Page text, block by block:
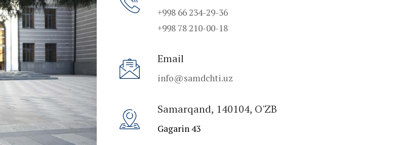
+998 66 234-29-36
+998 78 210-00-18
Email
info@samdchti.uz
Samarqand, 140104, O'ZB
Gagarin 43